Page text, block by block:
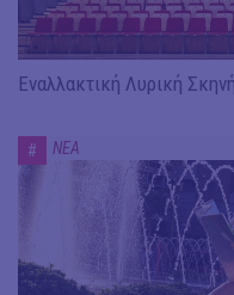
Εναλλακτική Λυρική
# ΝΕΑ